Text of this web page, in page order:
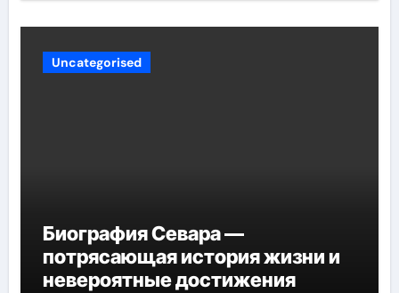
Uncategorised
Биография Севара —
потрясающая история жизни и
невероятные достижения